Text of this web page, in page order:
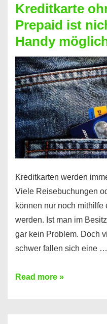
Neueröffnung
trotz
Schufaeintrag
möglich
Kreditkarte
Prepaid ist
Handy
Kreditkarten werden
Viele Reisebuchungen
können nur noch
werden. Ist man im
gar kein Problem. Doch
schwer fallen sich eine …
Kreditkarte
Read more »